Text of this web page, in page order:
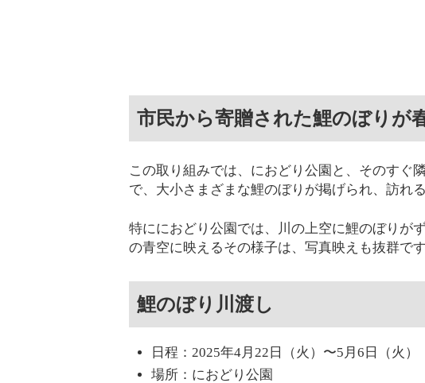
市民から寄贈された鯉のぼりが
この取り組みでは、におどり公園と、そのすぐ
で、大小さまざまな鯉のぼりが掲げられ、訪れ
特ににおどり公園では、川の上空に鯉のぼりが
の青空に映えるその様子は、写真映えも抜群です
鯉のぼり川渡し
日程：2025年4月22日（火）〜5月6日（火）
場所：におどり公園